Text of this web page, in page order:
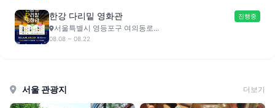
한강 다리밑 영화관 진행중
서울특별시 영등포구 여의동로...
08.08 ~ 08.22
서울 관광지 더보기